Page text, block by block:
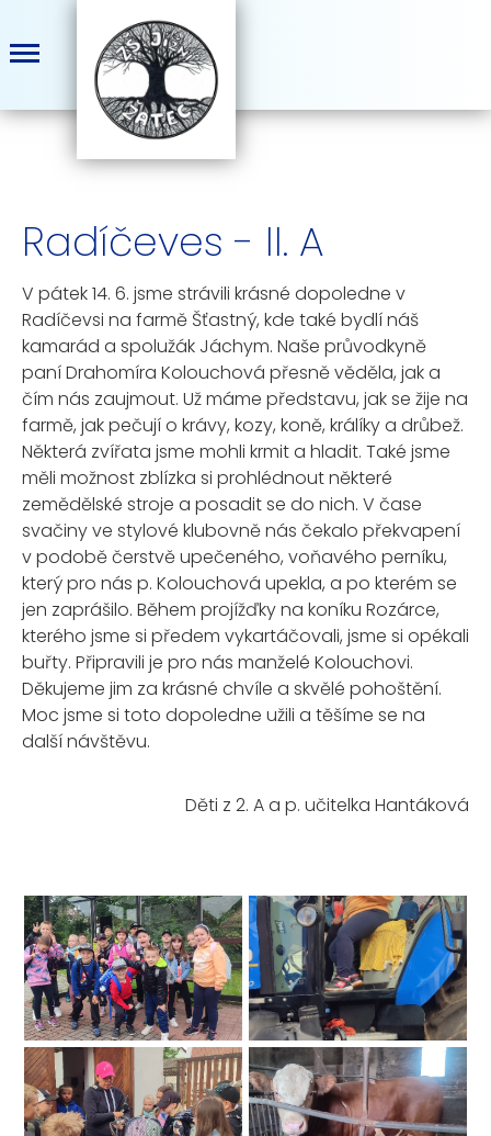
Radíčeves - II. A
V pátek 14. 6. jsme strávili krásné dopoledne v
Radíčevsi na farmě Šťastný, kde také bydlí náš
kamarád a spolužák Jáchym. Naše průvodkyně
paní Drahomíra Kolouchová přesně věděla, jak a
čím nás zaujmout. Už máme představu, jak se žije na
farmě, jak pečují o krávy, kozy, koně, králíky a drůbež.
Některá zvířata jsme mohli krmit a hladit. Také jsme
měli možnost zblízka si prohlédnout některé
zemědělské stroje a posadit se do nich. V čase
svačiny ve stylové klubovně nás čekalo překvapení
v podobě čerstvě upečeného, voňavého perníku,
který pro nás p. Kolouchová upekla, a po kterém se
jen zaprášilo. Během projížďky na koníku Rozárce,
kterého jsme si předem vykartáčovali, jsme si opékali
buřty. Připravili je pro nás manželé Kolouchovi.
Děkujeme jim za krásné chvíle a skvělé pohoštění.
Moc jsme si toto dopoledne užili a těšíme se na
další návštěvu.
Děti z 2. A a p. učitelka Hantáková